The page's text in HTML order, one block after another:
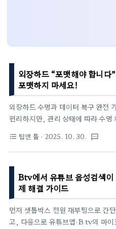
외장하드 “포맷해야 합니다
포맷하지 마세요!
외장하드 수명과 데이터 복구 완전
편리하지만, 관리 상태에 따라 수명
30,000시간(약 2.5 ~ 3년 상시 가
평균 수명으로 알려져 있습니다.하
이 자주 연결·해제하거나, 충격이나
명이 절반 이하로 줄어듭니다.특히
블 접촉 불량·발열 환경은 내부 플래
적 손상을 줄 수 있으므로,이런 요
장하드 장기 사용의 핵심입니다.그
어느 날 갑자기 “포맷해야 합니다”
format_list_bulleted 팁앤 툴 · 2025. 10. 30. textsms
Btv에서 유튜브 음성검색
제 해결 가이드
먼저 셋톱박스 전원 재부팅으로 간
고, 다음으로 유튜브앱·B tv의 마